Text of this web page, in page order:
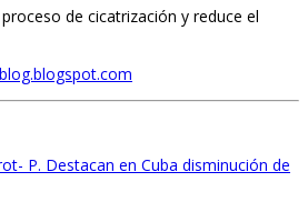
de cicatrización y reduce el
P. Destacan en Cuba disminución de